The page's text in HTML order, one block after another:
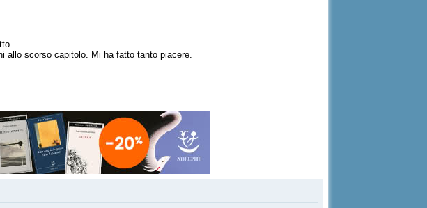
allo scorso capitolo. Mi ha fatto tanto piacere.